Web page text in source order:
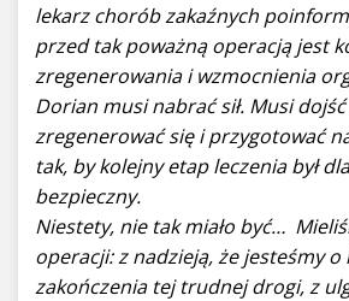
lekarz chorób zakaźnych
przed tak poważną operacją jest
zregenerowania i wzmocnienia
Dorian musi nabrać sił. Musi
zregenerować się i przygotować
tak, by kolejny etap leczenia był
bezpieczny.
Niestety, nie tak miało być…
operacji: z nadzieją, że jesteśmy o
zakończenia tej trudnej drogi, z